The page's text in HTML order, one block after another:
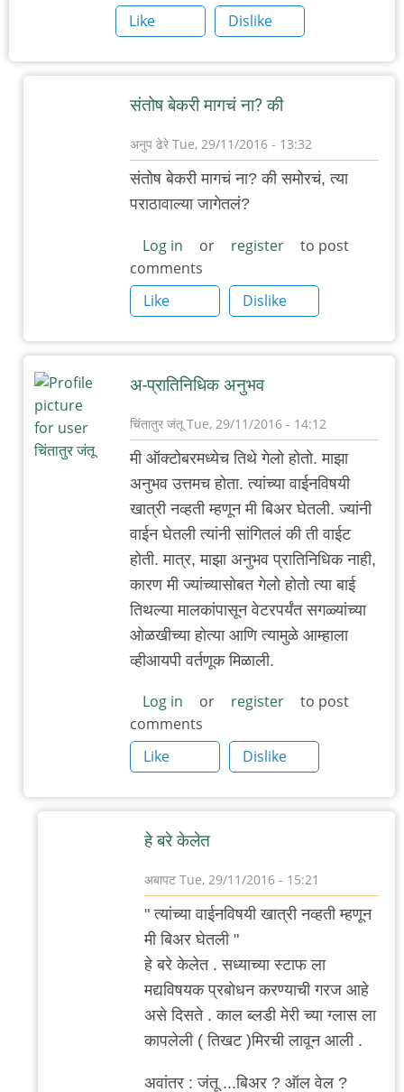
Like
Dislike
संतोष बेकरी मागचं ना? की
अनुप ढेरे Tue, 29/11/2016 - 13:32
In
पुन्हा
एकदा
डेक्कन
रोंदेवू
(
टायपत
का
नाहीये
by
अबापट
संतोष बेकरी मागचं ना? की समोरचं, त्या
पराठावाल्या जागेतलं?
Log in or register
to post
comments
Like
Dislike
अ-प्रातिनिधिक अनुभव
चिंतातुर जंतू Tue, 29/11/2016 - 14:12
In
पुन्हा
एकदा
डेक्कन
रोंदेवू
नीट
टायपत
का
नाहीये
?)
by
अबापट
मी ऑक्टोबरमध्येच तिथे गेलो होतो. माझा
अनुभव उत्तमच होता. त्यांच्या वाईनविषयी
खात्री नव्हती म्हणून मी बिअर घेतली. ज्यांनी
वाईन घेतली त्यांनी सांगितलं की ती वाईट
होती. मात्र, माझा अनुभव प्रातिनिधिक नाही,
कारण मी ज्यांच्यासोबत गेलो होतो त्या बाई
तिथल्या मालकांपासून वेटरपर्यंत सगळ्यांच्या
ओळखीच्या होत्या आणि त्यामुळे आम्हाला
व्हीआयपी वर्तणूक मिळाली.
Log in or register
to post
comments
Like
Dislike
हे बरे केलेत
अबापट Tue, 29/11/2016 - 15:21
In
reply
to
अ-
प्रातिनिधिक
अनुभव
चिंतातुर
" त्यांच्या वाईनविषयी खात्री नव्हती म्हणून
मी बिअर घेतली "
हे बरे केलेत . सध्याच्या स्टाफ ला
मद्यविषयक प्रबोधन करण्याची गरज आहे
असे दिसते . काल ब्लडी मेरी च्या ग्लास ला
कापलेली ( तिखट )मिरची लावून आली .
अवांतर : जंतू ...बिअर ? ऑल वेल ?